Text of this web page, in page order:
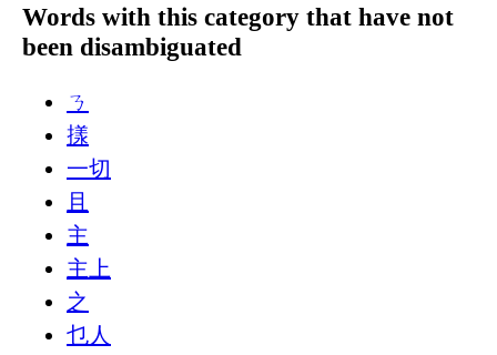
Words with this category that have not
been disambiguated
ㄋ
㨾
一切
且
主
主上
之
乜人